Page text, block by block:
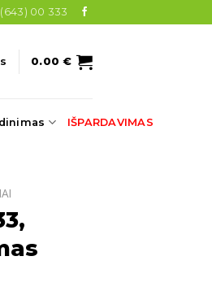
00 333
0.00€
IŠPARDAVIMAS